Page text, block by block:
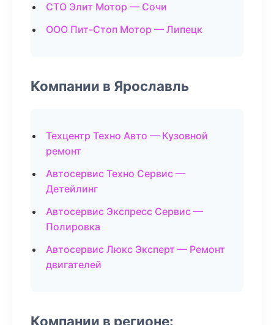
СТО Элит Мотор — Сочи
ООО Пит-Стоп Мотор — Липецк
Компании в Ярославль
Техцентр Техно Авто — Кузовной
ремонт
Автосервис Техно Сервис —
Детейлинг
Автосервис Экспресс Сервис —
Полировка
Автосервис Люкс Эксперт — Ремонт
двигателей
Компании в регионе: